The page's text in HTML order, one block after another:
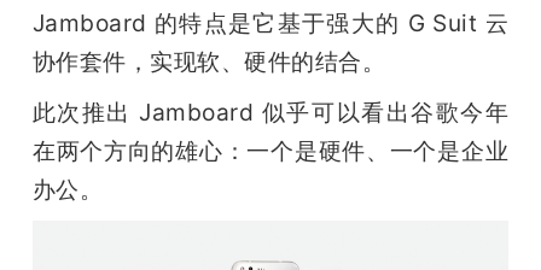
Jamboard 的特点是它基于强大的 G Suit 云
协作套件，实现软、硬件的结合。
此次推出 Jamboard 似乎可以看出谷歌今年
在两个方向的雄心：一个是硬件、一个是企业
办公。